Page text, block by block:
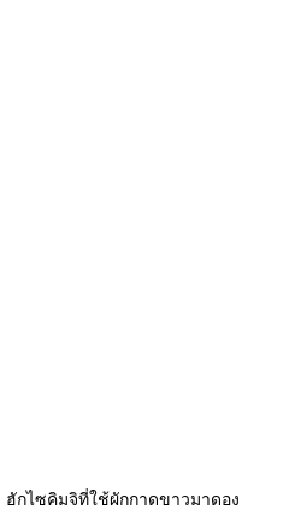
ฮักไซคิมจิที่ใช้ผักกาดขาวมาดอง